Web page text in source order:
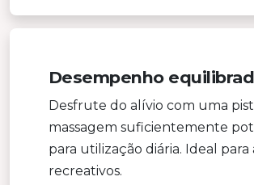
Desempenho
Desfrute do alívio com uma
massagem suficientemente
para utilização diária. Ideal para
recreativos.